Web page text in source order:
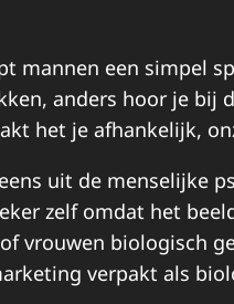
mannen een simpel
anders hoor je bij
het je afhankelijk,
uit de menselijke
zelf omdat het
vrouwen biologisch
verpakt als